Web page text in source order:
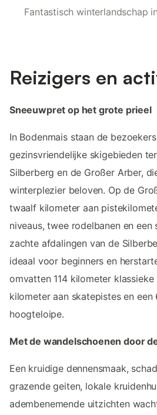
Fantastisch winterlandschap
Reizigers en
Sneeuwpret op het grote prieel
In Bodenmais staan de
gezinsvriendelijke skigebieden
Silberberg en de Großer Arber,
winterplezier beloven. Op de
twaalf kilometer aan
niveaus, twee rodelbanen en een
zachte afdalingen van de
ideaal voor beginners en
omvatten 114 kilometer klassieke
kilometer aan skatepistes en
hoogteloipe.
Met de wandelschoenen door
Een kruidige dennensmaak,
grazende geiten, lokale
adembenemende uitzichten